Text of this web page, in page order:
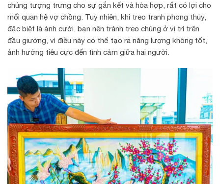
chúng tượng trưng cho sự gắn kết và hòa hợp, rất có lợi cho
mối quan hệ vợ chồng. Tuy nhiên, khi treo tranh phong thủy,
đặc biệt là ảnh cưới, bạn nên tránh treo chúng ở vị trí trên
đầu giường, vì điều này có thể tạo ra năng lượng không tốt,
ảnh hưởng tiêu cực đến tình cảm giữa hai người.